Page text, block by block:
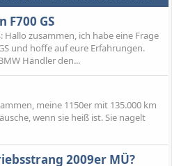
GS
Hallo zusammen, ich habe eine Frage
und hoffe auf eure Erfahrungen.
Händler den...
meine 1150er mit 135.000 km
wenn sie heiß ist. Sie nagelt
2009er MÜ?